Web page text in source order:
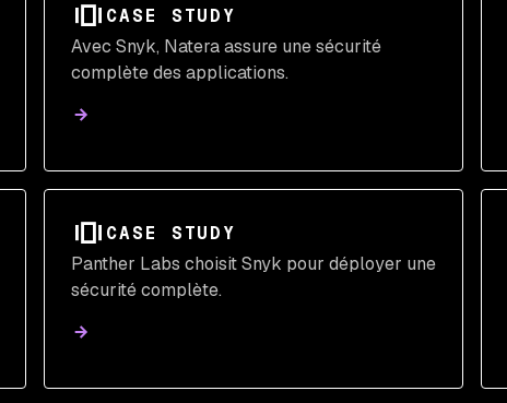
CASE STUDY
Avec Snyk, Natera assure une sécurité
complète des applications.
CASE STUDY
Panther Labs choisit Snyk pour déployer une
sécurité complète.